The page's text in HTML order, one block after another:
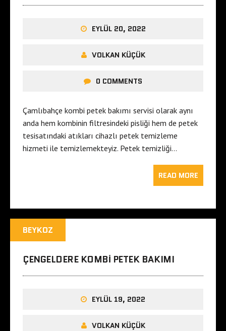
EYLÜL 20, 2022
VOLKAN KÜÇÜK
0 COMMENTS
Çamlıbahçe kombi petek bakımı servisi olarak aynı
anda hem kombinin filtresindeki pisliği hem de petek
tesisatındaki atıkları cihazlı petek temizleme
hizmeti ile temizlemekteyiz. Petek temizliği…
READ MORE
BEYKOZ
ÇENGELDERE KOMBI PETEK BAKIMI
EYLÜL 19, 2022
VOLKAN KÜÇÜK